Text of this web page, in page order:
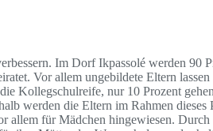
Im Dorf Ikpassolé werden 90
Vor allem ungebildete Eltern
Kollegschulreife, nur 10 Prozent
werden die Eltern im Rahmen dieses
für Mädchen hingewiesen. Durch